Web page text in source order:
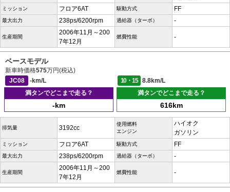
ミッション フロア6AT 駆動方式 FF
最大出力 238ps/6200rpm 過給器（ターボ） -
生産期間
2006年11月～200
7年12月
燃費性能 -
ベースモデル
新車時価格575万円(税込)
JC08
-km/L 10・15
8.8km/L
満タンでどこまで走る？
-km
満タンでどこまで走る？
616km
排気量 3192cc
使用燃料
エンジン
ハイオク
ガソリン
ミッション フロア6AT 駆動方式 FF
最大出力 238ps/6200rpm 過給器（ターボ） -
生産期間
2006年11月～200
7年12月
燃費性能 -